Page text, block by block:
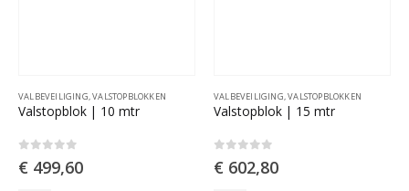
VALBEVEILIGING,VALSTOPBLOKKEN
Valstopblok | 10 mtr
€ 499,60
VALBEVEILIGING,VALSTOPBLOKKEN
Valstopblok | 15 mtr
€ 602,80